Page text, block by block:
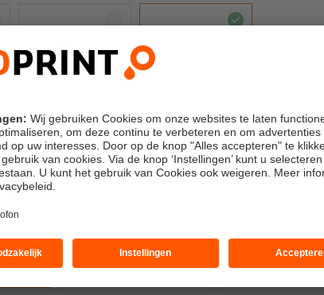
kruisvoet zonder standplaat
Standaard+
Express